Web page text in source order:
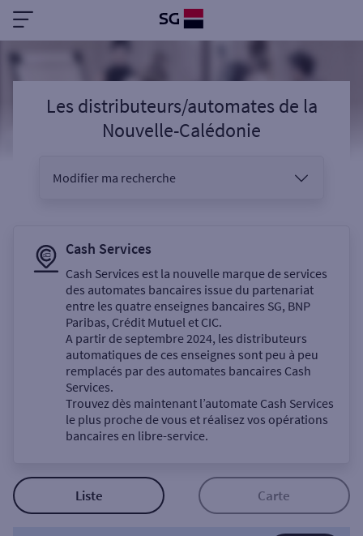
Les distributeurs/automatesde la
Nouvelle-Calédonie
Modifier ma recherche
Sélectionnez votre recherche
Un service
Autour de moi
Cash Services
Cash Services est la nouvelle marque de services
des automates bancaires issue du partenariat
entre les quatre enseignes bancaires SG, BNP
Paribas, Crédit Mutuel et CIC.
A partir de septembre 2024, les distributeurs
automatiques de ces enseignes sont peu à peu
remplacés par des automates bancaires Cash
Services.
Trouvez dès maintenant l’automate Cash Services
le plus proche de vous et réalisez vos opérations
bancaires en libre-service.
Liste Carte